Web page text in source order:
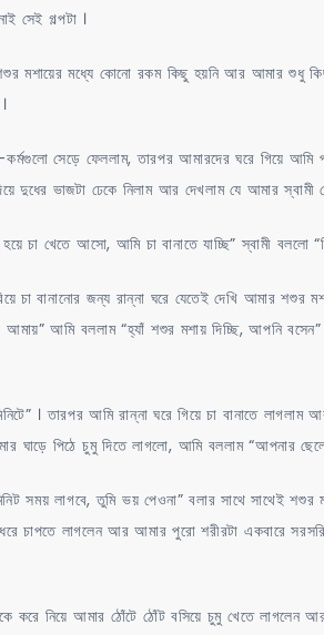
সেই গল্পটা ।
মশায়ের মধ্যে কোনো রকম কিছু হয়নি আর আমার শুধু
সেড়ে ফেললাম, তারপর আমারদের ঘরে গিয়ে আমি
দিয়ে দুধের ভাজটা ঢেকে নিলাম আর দেখলাম যে
চা খেতে আসো, আমি চা বানাতে যাচ্ছি” স্বামী বললো
চা বানানোর জন্য রান্না ঘরে যেতেই দেখি আমার শশুর
আমায়” আমি বললাম “হ্যাঁ শশুর মশায় দিচ্ছি, আপনি
। তারপর আমি রান্না ঘরে গিয়ে চা বানাতে
ঘাড়ে পিঠে চুমু দিতে লাগলো, আমি বললাম “আপনার
লাগবে, তুমি ভয় পেওনা” বলার সাথে সাথেই শশুর
চাপতে লাগলেন আর আমার পুরো শরীরটা একবারে
করে নিয়ে আমার ঠোঁটে ঠোঁট বসিয়ে চুমু খেতে লাগলেন